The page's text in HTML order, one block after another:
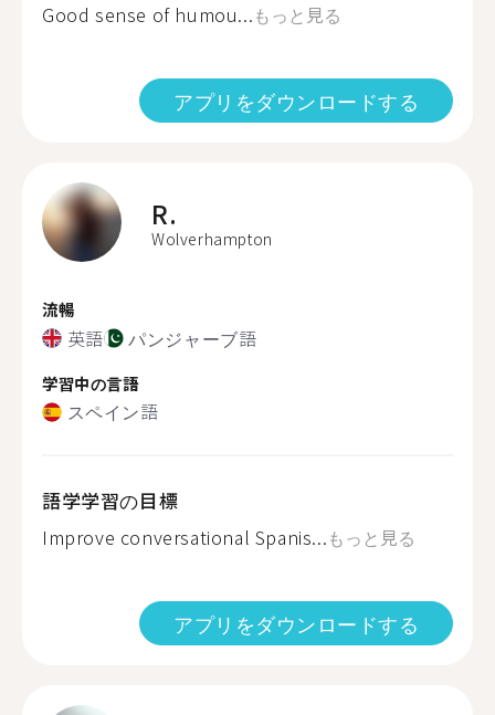
Good sense of humou...もっと見る
アプリをダウンロードする
R.
Wolverhampton
流暢
英語 パンジャーブ語
学習中の言語
スペイン語
語学学習の目標
Improve conversational Spanis...もっと見る
アプリをダウンロードする